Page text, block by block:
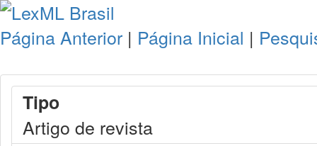
Página Anterior | Página Inicial |
Tipo
Artigo de revista